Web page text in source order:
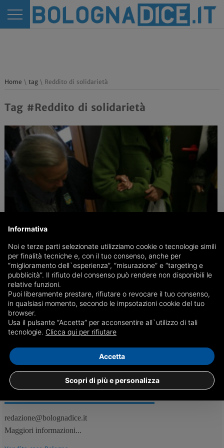
Home \ tag\ Reddito di solidarietà
Tag #Reddito di solidarietà
In Emilia-Romagna Reddito di solidarietà già
erogato a 8mila famiglie, 20 mila persone
L’aiuto economico mensile della Regione associato a un programma di
reinserimento sociale e lavorativo. Che ora cresce: importo maggiore
e per più tempo
19/07 Bologna, Cronaca
REDAZIONE
redazione@bolognadice.it
Maggiori informazioni...
Feed RSS
Informativa
Noi e terze parti selezionate utilizziamo cookie o tecnologie simili
per finalità tecniche e, con il tuo consenso, anche per
“miglioramento dell`esperienza”, “misurazione” e “targeting e
pubblicità”. Il rifiuto del consenso può rendere non disponibili le
relative funzioni.
Puoi liberamente prestare, rifiutare o revocare il tuo consenso,
in qualsiasi momento, secondo le impsotazioni cookie del tuo
browser.
Usa il pulsante “Accetta” per acconsentire all`utilizzo di tali
tecnologie. Clicca qui per rifiutare
Scopri di più e personalizza
Accetta